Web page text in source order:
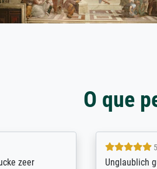
O que
nicht dadurch
Excellent /